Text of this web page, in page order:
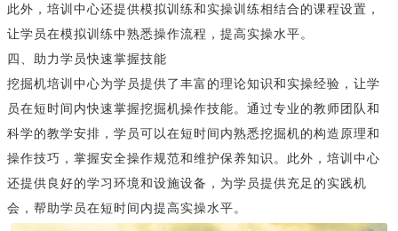
此外，培训中心还提供模拟训练和实操训练相结合的课程设置，
让学员在模拟训练中熟悉操作流程，提高实操水平。
四、助力学员快速掌握技能
挖掘机培训中心为学员提供了丰富的理论知识和实操经验，让学
员在短时间内快速掌握挖掘机操作技能。通过专业的教师团队和
科学的教学安排，学员可以在短时间内熟悉挖掘机的构造原理和
操作技巧，掌握安全操作规范和维护保养知识。此外，培训中心
还提供良好的学习环境和设施设备，为学员提供充足的实践机
会，帮助学员在短时间内提高实操水平。